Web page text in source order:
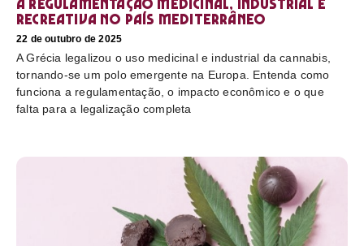
a regulamentação medicinal, industrial e
recreativa no país mediterrâneo
22 de outubro de 2025
A Grécia legalizou o uso medicinal e industrial da cannabis,
tornando-se um polo emergente na Europa. Entenda como
funciona a regulamentação, o impacto econômico e o que
falta para a legalização completa